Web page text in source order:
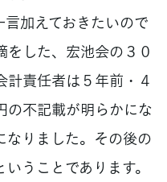
加えておきたいので
した、宏池会の３０
計責任者は５年前・４
の不記載が明らかにな
なりました。その後の
うことであります。